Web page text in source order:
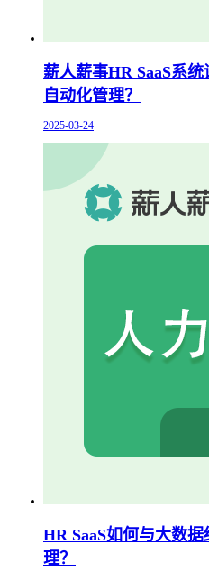
薪人薪事HR SaaS系
自动化管理？
2025-03-24
HR SaaS如何与大数
理？